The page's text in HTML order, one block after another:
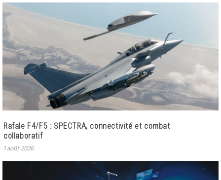
Rafale F4/F5 : SPECTRA, connectivité et combat
collaboratif
1 août 2026